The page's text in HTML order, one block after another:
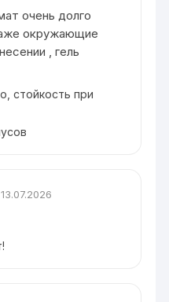
очень долго
окружающие
, гель
стойкость при
13.07.2026